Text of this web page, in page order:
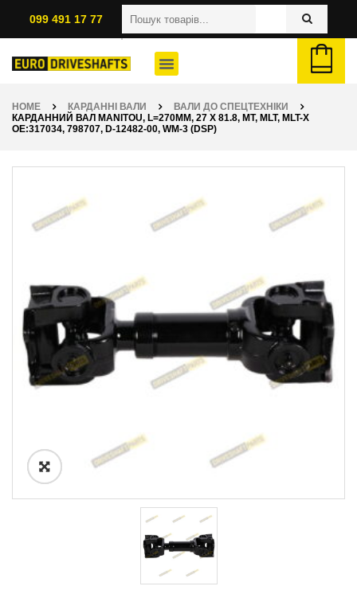
099 491 17 77
HOME КАРДАННІ ВАЛИ
ВАЛИ ДО СПЕЦТЕХНІКИ
КАРДАННИЙ ВАЛ MANITOU, L=270ММ, 27 X 81.8, MT, MLT, MLT-X
OE:317034, 798707, D-12482-00, WM-3 (DSP)